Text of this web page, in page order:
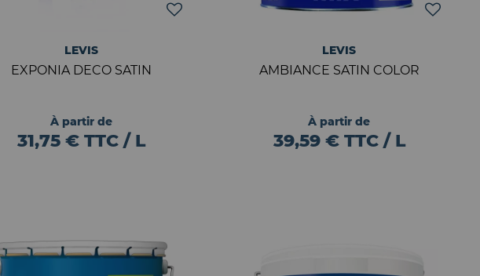
LEVIS
EXPONIA DECO SATIN
À partir de
31,75 € TTC / L
LEVIS
AMBIANCE SATIN COLOR
À partir de
39,59 € TTC / L